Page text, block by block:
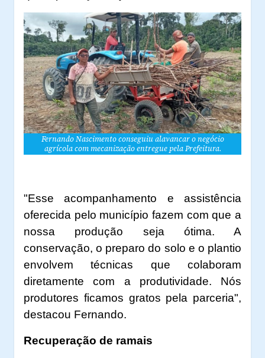
Fernando Nascimento conseguiu alavancar o negócio
agrícola com mecanização entregue pela Prefeitura.
"Esse acompanhamento e assistência
oferecida pelo município fazem com que a
nossa produção seja ótima. A
conservação, o preparo do solo e o plantio
envolvem técnicas que colaboram
diretamente com a produtividade. Nós
produtores ficamos gratos pela parceria",
destacou Fernando.
Recuperação de ramais